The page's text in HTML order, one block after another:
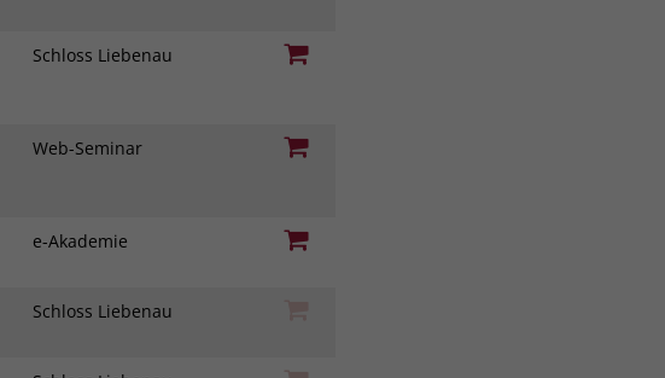
Schloss Liebenau
Web-Seminar
e-Akademie
Schloss Liebenau